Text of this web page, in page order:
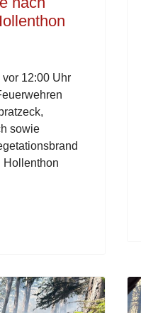
12:00 Uhr
sowie
Hollenthon